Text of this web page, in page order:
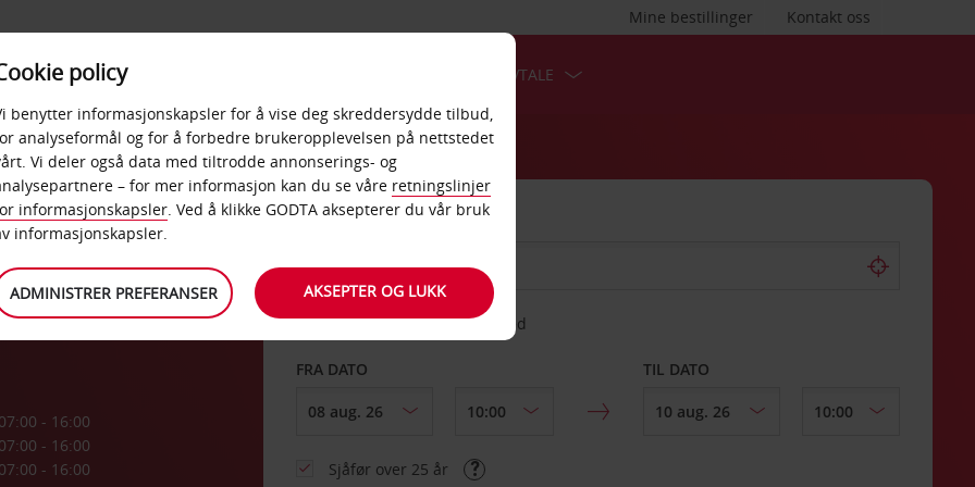
Kontakt oss
Mine bestillinger
PRODUKTER BEDRIFTSAVTALE
07:00 - 16:00
07:00 - 16:00
07:00 - 16:00
HENT FRA
Velg et annet leveringssted
FRA DATO TIL DATO
Sjåfør over 25 år
policy
benytter informasjonskapsler for å vise deg skreddersydde tilbud,
analyseformål og for å forbedre brukeropplevelsen på nettstedet
Vi deler også data med tiltrodde annonserings- og
– for mer informasjon kan du se våre retningslinjer
informasjonskapsler. Ved å klikke GODTA aksepterer du vår bruk
informasjonskapsler.
ADMINISTRER PREFERANSER AKSEPTER OG LUKK